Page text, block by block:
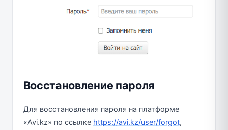
Восстановление пароля
Для восстановления пароля на платформе
«Avi.kz» по ссылке https://avi.kz/user/forgot,